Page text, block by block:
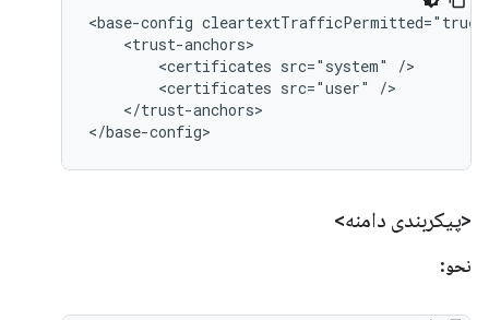
<base-config
<certificates src="system"
<certificates src="user"
</trust-anchors>
</base-config>
<پیکربندی دامنه>
نحو: